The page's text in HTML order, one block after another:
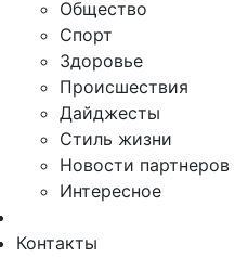
Общество
Спорт
Здоровье
Происшествия
Дайджесты
Стиль жизни
Новости партнеров
Интересное
Контакты